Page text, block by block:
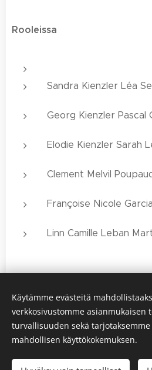
Rooleissa
Sandra Kienzler Léa
Georg Kienzler Pascal
Elodie Kienzler Sarah
Clement Melvil
Françoise Nicole Garcia
Linn Camille Leban
Share
Käytämme evästeitä
verkkosivustomme asianmukaisen
turvallisuuden sekä
mahdollisen käyttökokemuksen.